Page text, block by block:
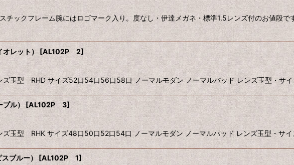
ックフレーム腕にはロゴマーク入り。度なし・伊達メガネ・標準1.5レンズ付のお値段で
レット） [AL102P 2]
型 RHD サイズ52口54口56口58口 ノーマルモダン ノーマルパッド レンズ玉型・サイ
ル） [AL102P 3]
型 RHK サイズ48口50口52口54口 ノーマルモダン ノーマルパッド レンズ玉型・サイ
ブルー） [AL102P 1]